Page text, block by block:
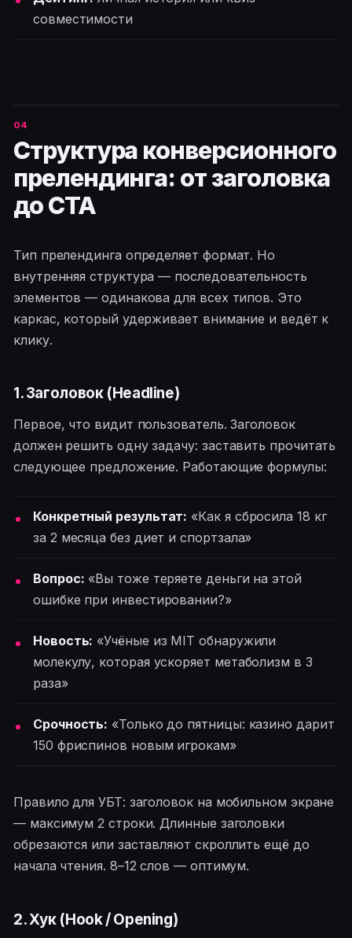
совместимости
Структура конверсионного
прелендинга: от заголовка
до CTA
Тип прелендинга определяет формат. Но
внутренняя структура — последовательность
элементов — одинакова для всех типов. Это
каркас, который удерживает внимание и ведёт к
клику.
1. Заголовок (Headline)
Первое, что видит пользователь. Заголовок
должен решить одну задачу: заставить прочитать
следующее предложение. Работающие формулы:
Конкретный результат: «Как я сбросила 18 кг
за 2 месяца без диет и спортзала»
Вопрос: «Вы тоже теряете деньги на этой
ошибке при инвестировании?»
Новость: «Учёные из MIT обнаружили
молекулу, которая ускоряет метаболизм в 3
раза»
Срочность: «Только до пятницы: казино дарит
150 фриспинов новым игрокам»
Правило для УБТ: заголовок на мобильном экране
— максимум 2 строки. Длинные заголовки
обрезаются или заставляют скроллить ещё до
начала чтения. 8–12 слов — оптимум.
2. Хук (Hook / Opening)